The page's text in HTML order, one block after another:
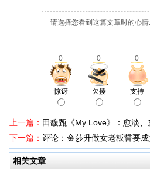
请选择您看到这篇文章时的心情
0 0 0
惊讶 欠揍 支持
上一篇： 田馥甄《My Love》：愈淡
下一篇： 评论：金莎升做女老板誓要成
相关文章